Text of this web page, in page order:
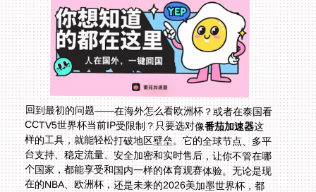
回到最初的问题——在海外怎么看欧洲杯？或者在泰国看
CCTV5世界杯当前IP受限制？只要选对像番茄加速器这
样的工具，就能轻松打破地区壁垒。它的全球节点、多平
台支持、稳定流量、安全加密和实时售后，让你不管在哪
个国家，都能享受和国内一样的体育观赛体验。无论是现
在的NBA、欧洲杯，还是未来的2026美加墨世界杯，都